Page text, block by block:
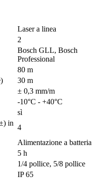
Laser a linea
2
Bosch GLL, Bosch
Professional
80 m
30 m
± 0,3 mm/m
-10°C - +40°C
sì
in
4
Alimentazione a batteria
5 h
1/4 pollice, 5/8 pollice
IP 65